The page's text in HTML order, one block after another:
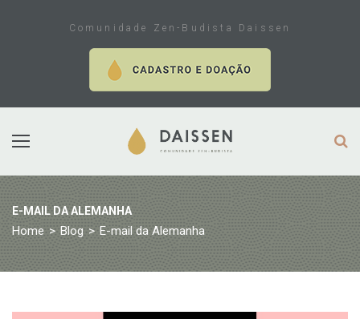
Comunidade Zen-Budista Daissen
E-MAIL DA ALEMANHA
Home > Blog > E-mail da Alemanha